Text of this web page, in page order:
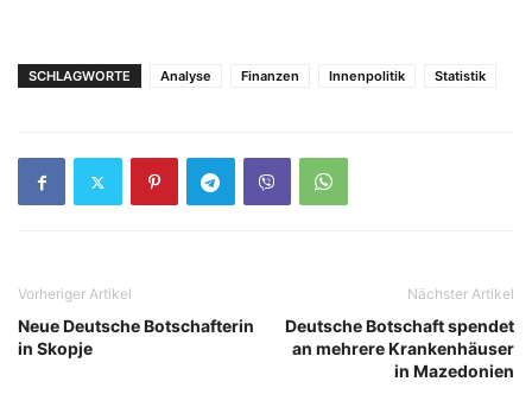
SCHLAGWORTE Analyse Finanzen Innenpolitik Statistik
Vorheriger Artikel
Neue Deutsche Botschafterin
in Skopje
Nächster Artikel
Deutsche Botschaft spendet
an mehrere Krankenhäuser
in Mazedonien